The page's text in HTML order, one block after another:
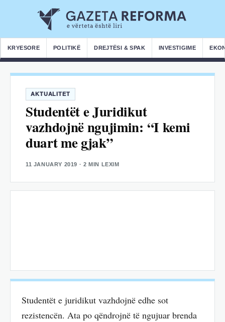
KRYESORE POLITIKË DREJTËSI & SPAK INVESTIGIME
AKTUALITET
Studentët e Juridikut
vazhdojnë ngujimin: “I kemi
duart me gjak”
11 JANUARY 2019 · 2 MIN LEXIM
Studentët e juridikut vazhdojnë edhe sot
rezistencën. Ata po qëndrojnë të ngujuar brenda